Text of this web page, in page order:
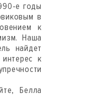
е годы
в
к
Наша
найдет
к
Белла